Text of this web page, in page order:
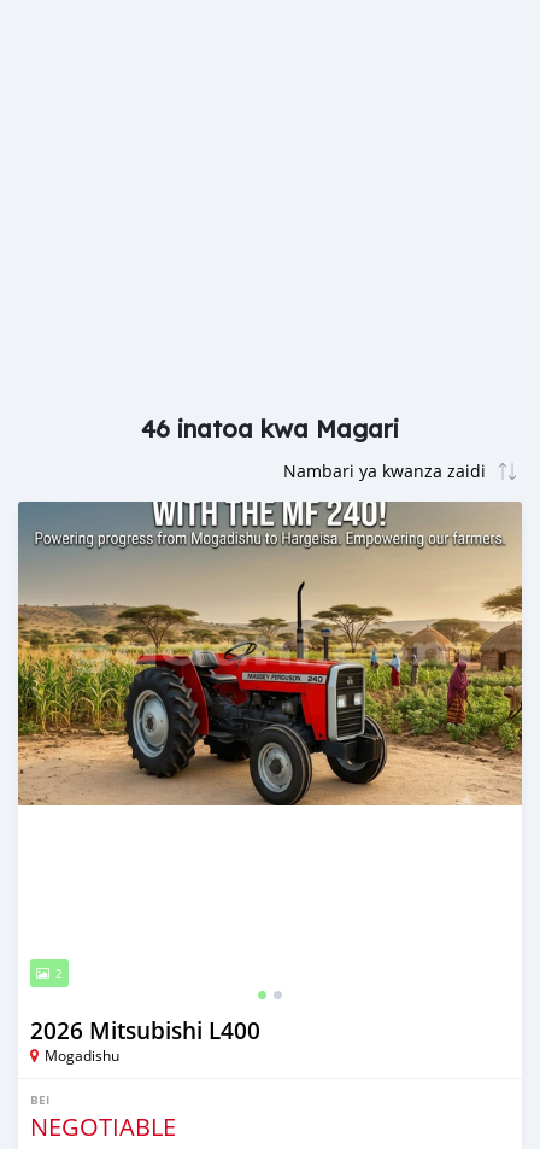
46 inatoa kwa Magari
2
2026 Mitsubishi L400
Mogadishu
BEI
NEGOTIABLE